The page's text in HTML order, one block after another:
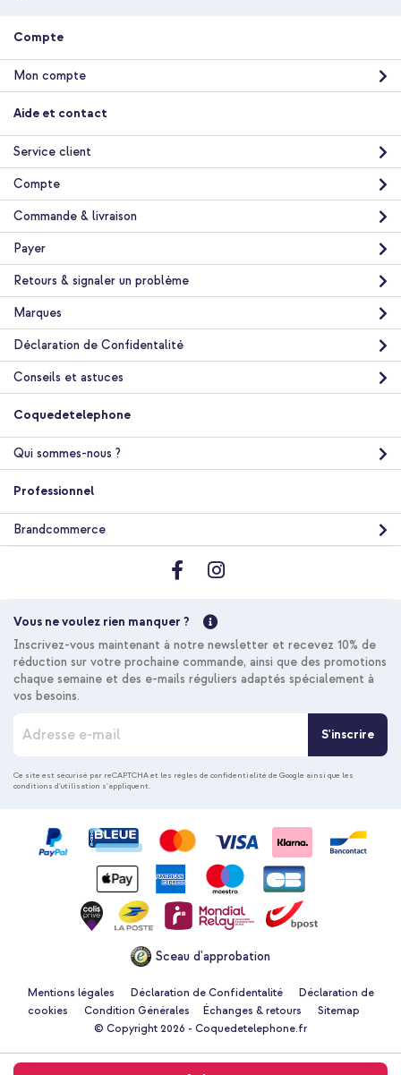
Compte
Mon compte
Aide et contact
Service client
Compte
Commande & livraison
Payer
Retours & signaler un problème
Marques
Déclaration de Confidentalité
Conseils et astuces
Coquedetelephone
Qui sommes-nous ?
Professionnel
Brandcommerce
Vous ne voulez rien manquer ?
Inscrivez-vous maintenant à notre newsletter et recevez 10% de
réduction sur votre prochaine commande, ainsi que des promotions
chaque semaine et des e-mails réguliers adaptés spécialement à
vos besoins.
c
r
s
S'inscrire
Ce site est sécurisé par reCAPTCHA et les règles de confidentialité de Google ainsi que les
conditions d'utilisation s'appliquent.
Sceau d'approbation
Mentions légales Déclaration de Confidentalité
Déclaration de
cookies
Condition Générales Échanges & retours
Sitemap
© Copyright 2026 - Coquedetelephone.fr